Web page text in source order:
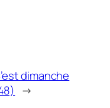
dimanche
→